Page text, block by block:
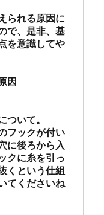
られる原因に
で、是非、基
を意識してや
因
ついて。
フックが付い
に後ろから入
クに糸を引っ
くという仕組
てくださいね